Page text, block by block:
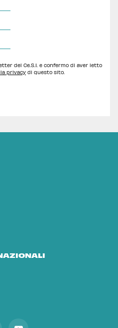
del Ce.S.I. e confermo di aver letto
privacy di questo sito.